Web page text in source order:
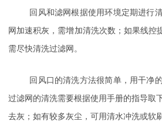
回风和滤网根据使用环境定期进行
网加速积灰，需增加清洗次数；如果线控
需尽快清洗过滤网。
回风口的清洗方法很简单，用干净
过滤网的清洗需要根据使用手册的指导取
去灰；如有较多灰尘，可用清水冲洗或软